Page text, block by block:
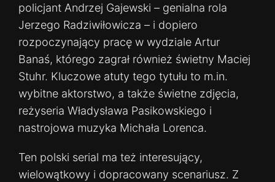
policjant Andrzej Gajewski – genialna rola
Jerzego Radziwiłowicza – i dopiero
rozpoczynający pracę w wydziale Artur
Banaś, którego zagrał również świetny Maciej
Stuhr. Kluczowe atuty tego tytułu to m.in.
wybitne aktorstwo, a także świetne zdjęcia,
reżyseria Władysława Pasikowskiego i
nastrojowa muzyka Michała Lorenca.
Ten polski serial ma też interesujący,
wielowątkowy i dopracowany scenariusz. Z